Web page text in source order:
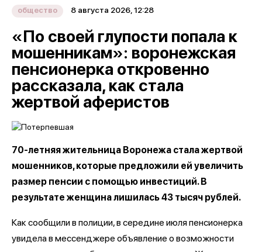
общество 8 августа 2026, 12:28
«По своей глупости попала к
мошенникам»: воронежская
пенсионерка откровенно
рассказала, как стала
жертвой аферистов
70-летняя жительница Воронежа стала жертвой
мошенников, которые предложили ей увеличить
размер пенсии с помощью инвестиций. В
результате женщина лишилась 43 тысяч рублей.
Как сообщили в полиции, в середине июля пенсионерка
увидела в мессенджере объявление о возможности